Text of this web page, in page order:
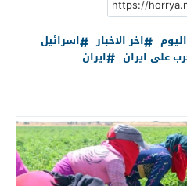
اخر الاخبار
اسرائيل
على ايران ايران